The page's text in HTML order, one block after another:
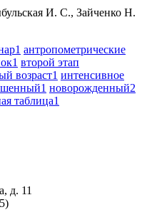
И. С., Зайченко Н.
1 антропометрические
1 второй этап
возраст1 интенсивное
1 новорожденный2
таблица1
д. 11